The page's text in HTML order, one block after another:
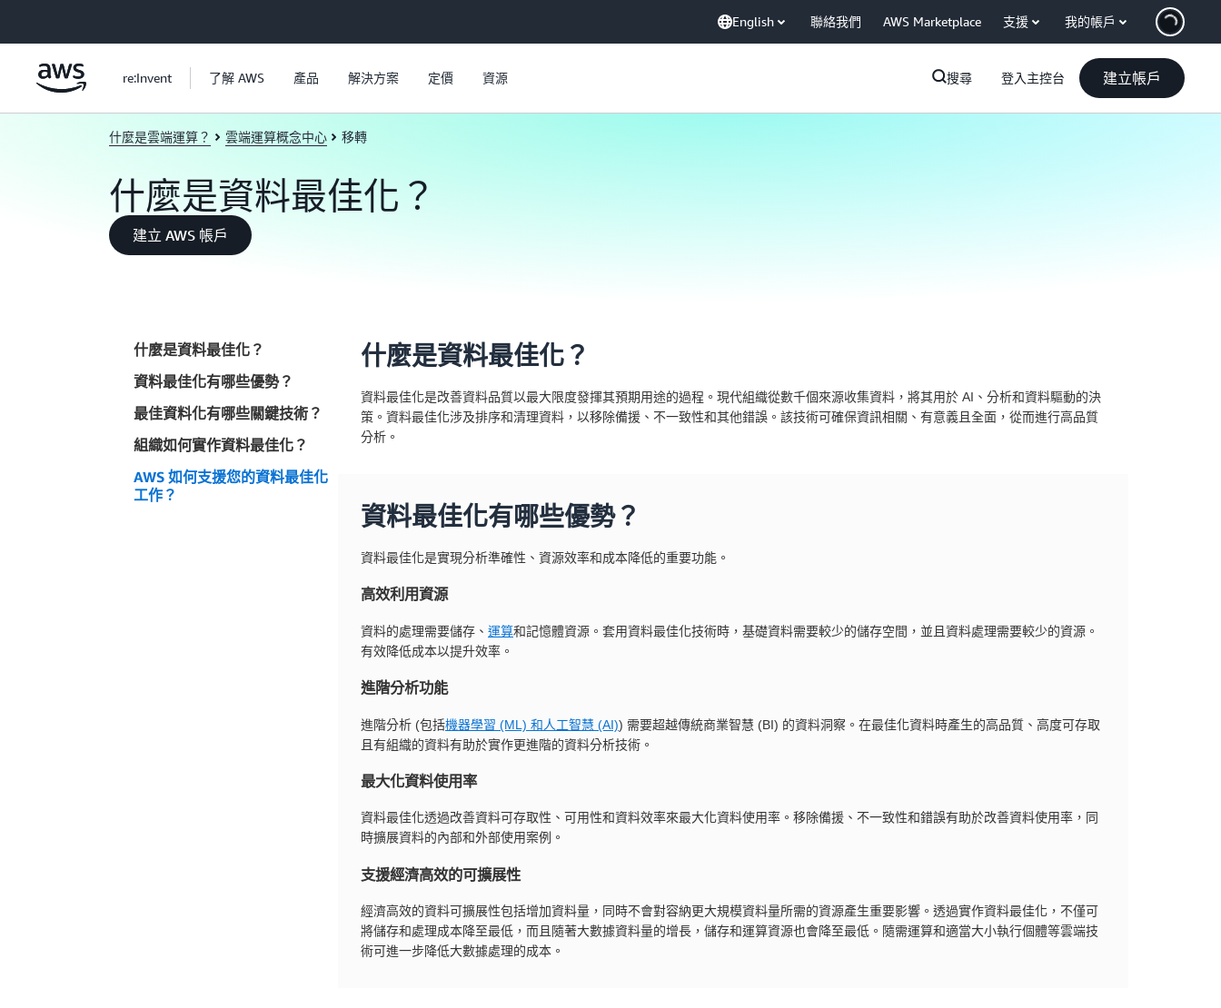
English 聯絡我們 AWS Marketplace 支援 我的帳戶
re:Invent 了解 AWS 產品 解決方案 定價 資源 搜尋 登入主控台 建立帳戶
什麼是雲端運算？ 雲端運算概念中心 移轉
什麼是資料最佳化？
建立 AWS 帳戶
什麼是資料最佳化？
資料最佳化有哪些優勢？
最佳資料化有哪些關鍵技術？
組織如何實作資料最佳化？
AWS 如何支援您的資料最佳化
工作？
什麼是資料最佳化？
資料最佳化是改善資料品質以最大限度發揮其預期用途的過程。現代組織從數千個來源收集資料，將其用於 AI、分析和資料驅動的決
策。資料最佳化涉及排序和清理資料，以移除備援、不一致性和其他錯誤。該技術可確保資訊相關、有意義且全面，從而進行高品質
分析。
資料最佳化有哪些優勢？
資料最佳化是實現分析準確性、資源效率和成本降低的重要功能。
高效利用資源
資料的處理需要儲存、 運算和記憶體資源。套用資料最佳化技術時，基礎資料需要較少的儲存空間，並且資料處理需要較少的資源。
有效降低成本以提升效率。
進階分析功能
進階分析 (包括機器學習 (ML) 和人工智慧 (AI)) 需要超越傳統商業智慧 (BI) 的資料洞察。在最佳化資料時產生的高品質、高度可存取
且有組織的資料有助於實作更進階的資料分析技術。
最大化資料使用率
資料最佳化透過改善資料可存取性、可用性和資料效率來最大化資料使用率。移除備援、不一致性和錯誤有助於改善資料使用率，同
時擴展資料的內部和外部使用案例。
支援經濟高效的可擴展性
經濟高效的資料可擴展性包括增加資料量，同時不會對容納更大規模資料量所需的資源產生重要影響。透過實作資料最佳化，不僅可
將儲存和處理成本降至最低，而且隨著大數據資料量的增長，儲存和運算資源也會降至最低。隨需運算和適當大小執行個體等雲端技
術可進一步降低大數據處理的成本。